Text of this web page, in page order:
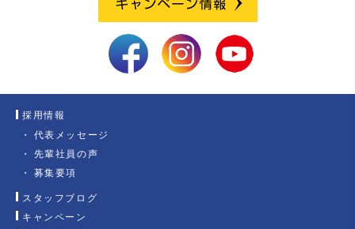
採用情報
代表メッセージ
先輩社員の声
募集要項
スタッフブログ
キャンペーン